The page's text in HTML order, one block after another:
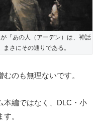
『あの人（アーデン）は、神話
さにその通りである。
のも無理ないです。
本編ではなく、DLC・小
。